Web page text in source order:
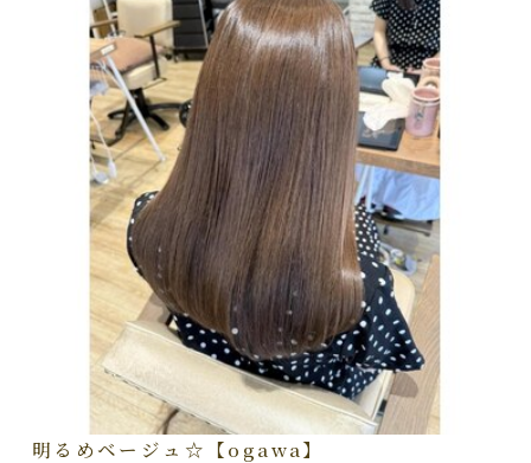
明るめベージュ☆【ogawa】